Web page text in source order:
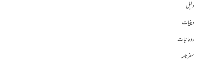
دلیل
دینیات
روحانیات
سفرنامہ